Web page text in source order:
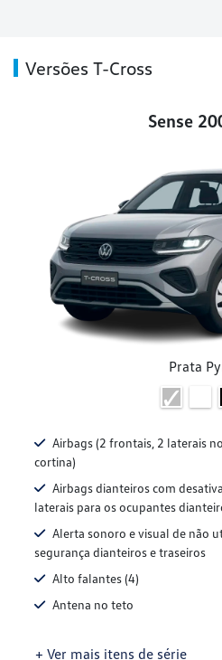
Versões T-Cross
Sense
Prata
Airbags (2 frontais, 2 laterais
cortina)
Airbags dianteiros com
laterais para os ocupantes
Alerta sonoro e visual de não
segurança dianteiros e traseiros
Alto falantes (4)
Antena no teto
+ Ver mais itens de série